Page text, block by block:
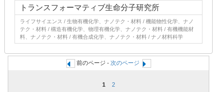
トランスフォーマティブ生命分子研究所
ライフサイエンス / 生物有機化学、ナノテク・材料 / 機能物性化学、ナノ
テク・材料 / 構造有機化学、物理有機化学、ナノテク・材料 / 有機機能材
料、ナノテク・材料 / 有機合成化学、ナノテク・材料 / ナノ材料科学
前のページ - 次のページ
1 2